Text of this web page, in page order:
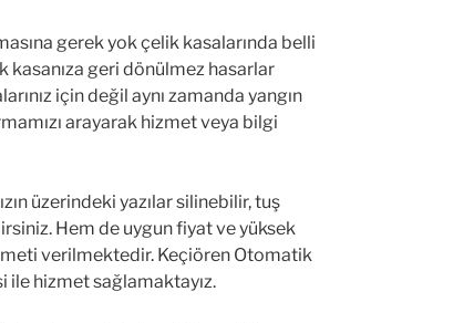
gerek yok çelik kasalarında belli
kasanıza geri dönülmez hasarlar
için değil aynı zamanda yangın
arayarak hizmet veya bilgi
üzerindeki yazılar silinebilir, tuş
Hem de uygun fiyat ve yüksek
verilmektedir. Keçiören Otomatik
hizmet sağlamaktayız.